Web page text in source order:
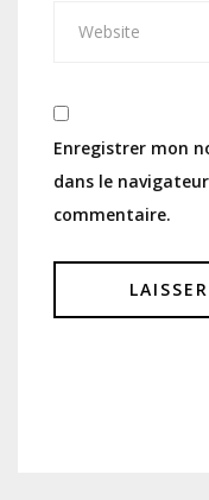
Enregistrer mon
dans le
commentaire.